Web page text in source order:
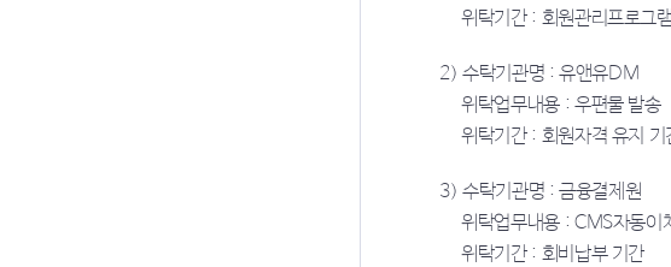
위탁기간 : 회원관리프로그
2) 수탁기관명 : 유앤유DM
위탁업무내용 : 우편물 발송
위탁기간 : 회원자격 유지 기
3) 수탁기관명 : 금융결제원
위탁업무내용 : CMS자동이
위탁기간 : 회비납부 기간